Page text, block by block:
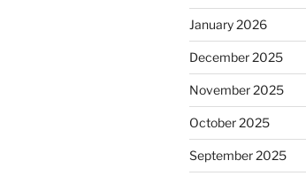
January 2026
December 2025
November 2025
October 2025
September 2025